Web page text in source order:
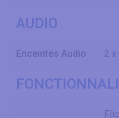
AUDIO
Enceintes Audio 2 x